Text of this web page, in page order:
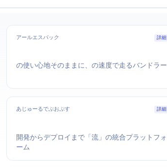
アールエスパック 詳細
Webpackの使い心地そのままに、Rustの速度で走るバンドラー
あじゅーるでぶおぷす 詳細
開発からデプロイまで「Microsoft流」の統合プラットフォ
ーム